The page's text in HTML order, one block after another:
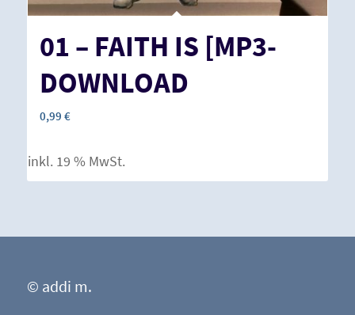
01 – FAITH IS [MP3-
DOWNLOAD
0,99 €
inkl. 19 % MwSt.
© addi m.